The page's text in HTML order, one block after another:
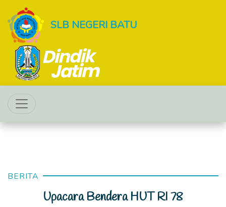
SLB NEGERI BATU
BERITA
Upacara Bendera HUT RI 78